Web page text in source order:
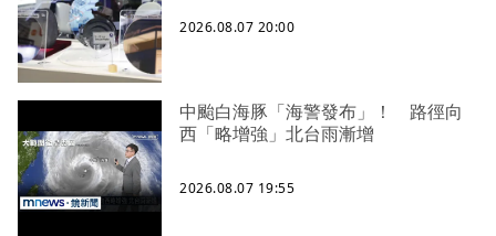
2026.08.07 20:00
中颱白海豚「海警發布」！ 路徑向
西「略增強」北台雨漸增
2026.08.07 19:55